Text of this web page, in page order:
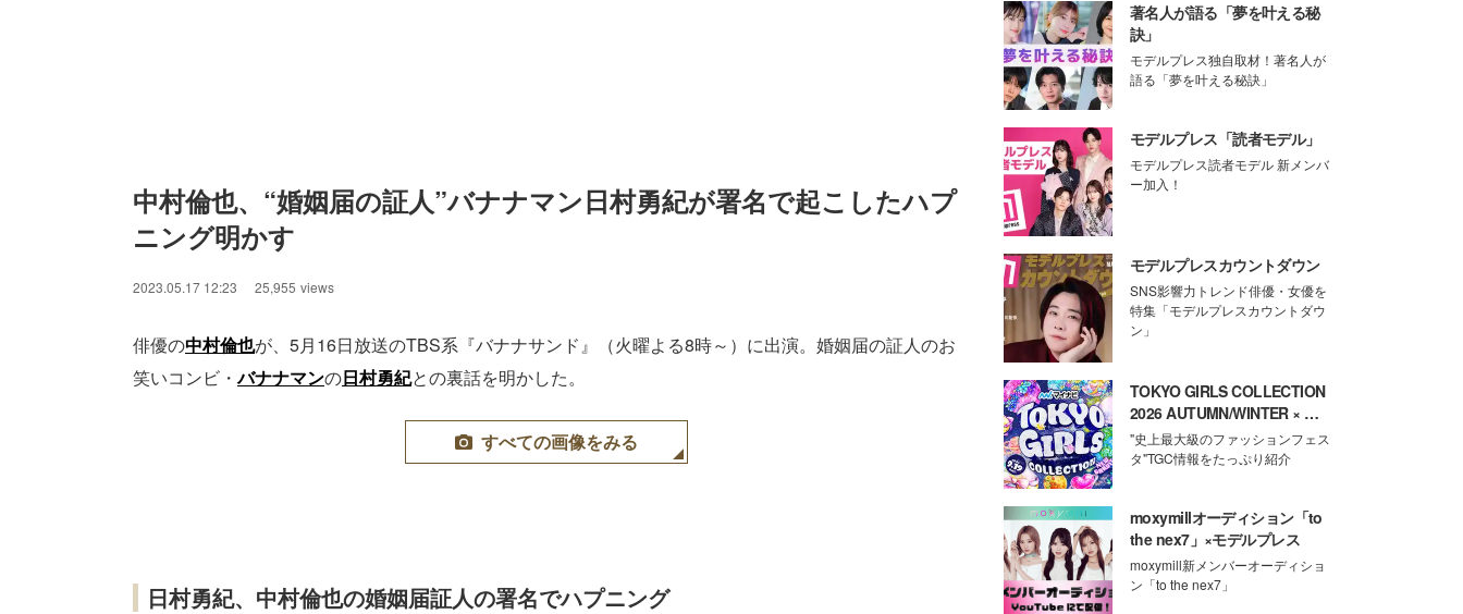
中村倫也、“婚姻届の証人”バナナマン日村勇紀が署名で起こしたハプ
ニング明かす
2023.05.17 12:23 25,955 views
俳優の中村倫也が、5月16日放送のTBS系『バナナサンド』（火曜よる8時～）に出演。婚姻届の証人のお
笑いコンビ・バナナマンの日村勇紀との裏話を明かした。
すべての画像をみる
日村勇紀、中村倫也の婚姻届証人の署名でハプニング
著名人が語る「夢を叶える秘
訣」
モデルプレス独自取材！著名人が
語る「夢を叶える秘訣」
モデルプレス「読者モデル」
モデルプレス読者モデル 新メンバ
ー加入！
モデルプレスカウントダウン
SNS影響力トレンド俳優・女優を
特集「モデルプレスカウントダウ
ン」
TOKYO GIRLS COLLECTION
2026 AUTUMN/WINTER × モ
デルプレス
"史上最大級のファッションフェス
タ"TGC情報をたっぷり紹介
moxymillオーディション「to
the nex7」×モデルプレス
moxymill新メンバーオーディショ
ン「to the nex7」